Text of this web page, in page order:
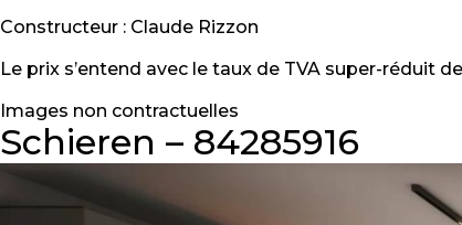
Constructeur : Claude Rizzon
Le prix s’entend avec le taux de TVA super-réduit
Images non contractuelles
Schieren – 84285916